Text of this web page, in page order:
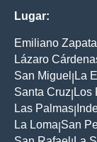
Lugar:
Emiliano Zapata
Lázaro
San Miguel
La
Santa Cruz Los
Las Palmas
La Loma San